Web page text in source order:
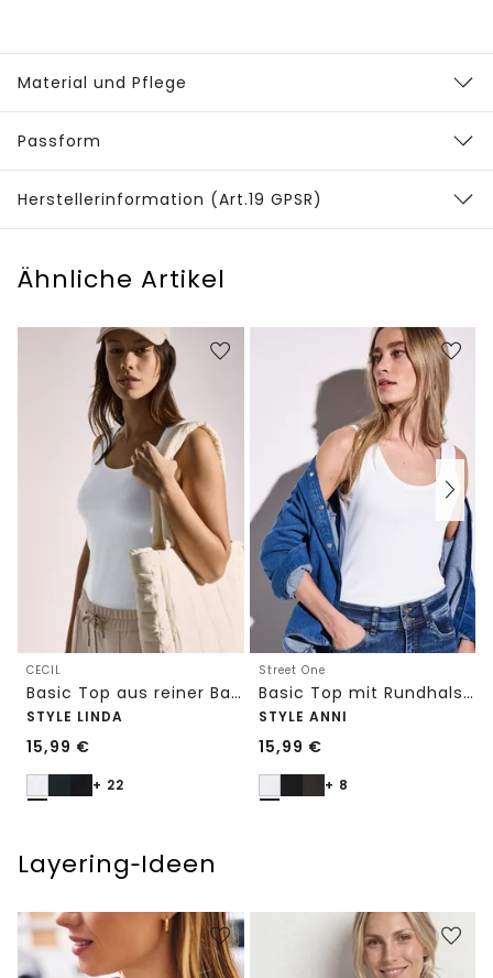
Material und Pflege
Passform
Herstellerinformation (Art.19 GPSR)
Ähnliche Artikel
CECIL
Basic Top aus reiner Baumwolle
STYLE LINDA
15,99 €
+ 22
Street One
Basic Top mit Rundhals in Unifarbe
STYLE ANNI
15,99 €
+ 8
Layering‑Ideen